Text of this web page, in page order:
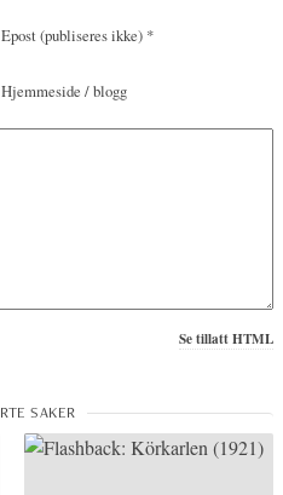
Epost(publiseres ikke) *
Hjemmeside / blogg
Se tillatt HTML